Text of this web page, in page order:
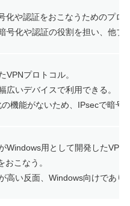
化や認証をおこなうためのプロ
号化や認証の役割を担い、他
VPNプロトコル。
広いデバイスで利用できる。
機能がないため、IPsecで暗号
Windows用として開発したVPN
おこなう。
高い反面、Windows向けであり